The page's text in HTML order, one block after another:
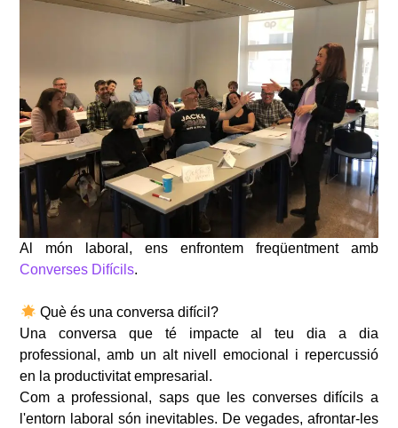
Al món laboral, ens enfrontem freqüentment amb
Converses Difícils.
Què és una conversa difícil?
Una conversa que té impacte al teu dia a dia
professional, amb un alt nivell emocional i repercussió
en la productivitat empresarial.
Com a professional, saps que les converses difícils a
l'entorn laboral són inevitables. De vegades, afrontar-les